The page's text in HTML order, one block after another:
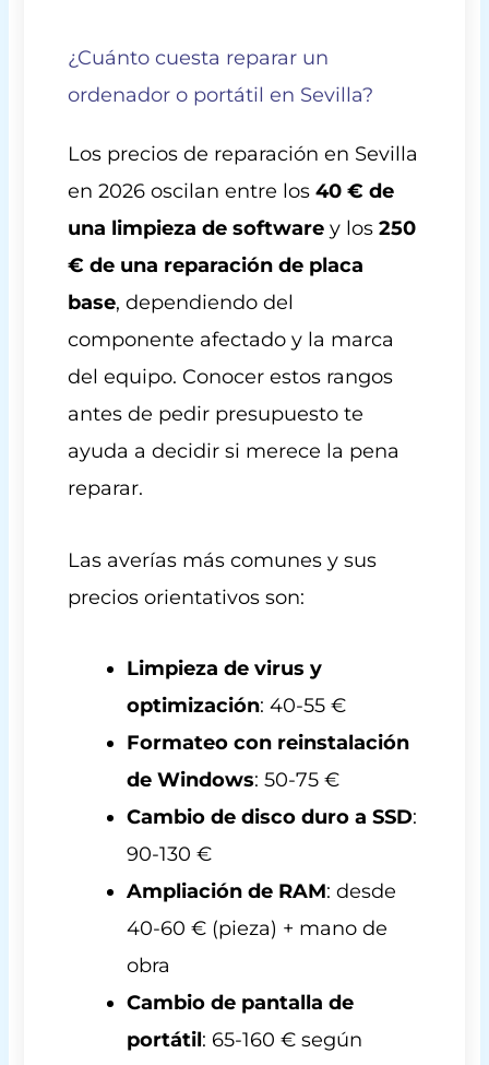
¿Cuánto cuesta reparar un
ordenador o portátil en Sevilla?
Los precios de reparación en Sevilla
en 2026 oscilan entre los40 € de
una limpieza de software y los250
€ de una reparación de placa
base, dependiendo del
componente afectado y la marca
del equipo. Conocer estos rangos
antes de pedir presupuesto te
ayuda a decidir si merece la pena
reparar.
Las averías más comunes y sus
precios orientativos son:
Limpieza de virus y
optimización: 40-55 €
Formateo con reinstalación
de Windows: 50-75 €
Cambio de disco duro a SSD:
90-130 €
Ampliación de RAM: desde
40-60 € (pieza) + mano de
obra
Cambio de pantalla de
portátil: 65-160 € según